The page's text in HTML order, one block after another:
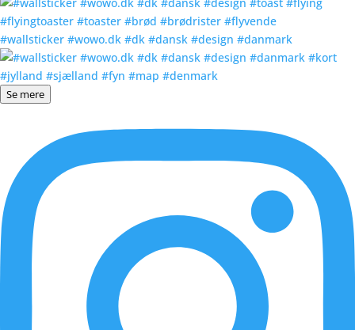
#wallsticker #wowo.dk #dk #dansk #design #danmark
Se mere